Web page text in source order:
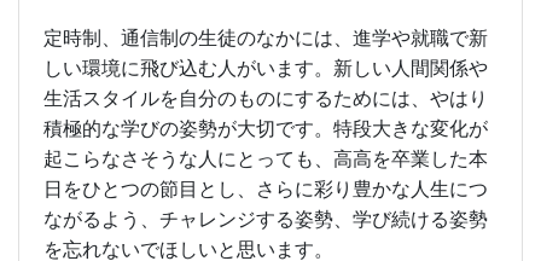
定時制、通信制の生徒のなかには、進学や就職で新
しい環境に飛び込む人がいます。新しい人間関係や
生活スタイルを自分のものにするためには、やはり
積極的な学びの姿勢が大切です。特段大きな変化が
起こらなさそうな人にとっても、高高を卒業した本
日をひとつの節目とし、さらに彩り豊かな人生につ
ながるよう、チャレンジする姿勢、学び続ける姿勢
を忘れないでほしいと思います。